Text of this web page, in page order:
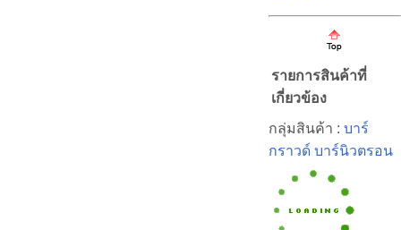
รายการสินค้าที่
เกี่ยวข้อง
กลุ่มสินค้า : บาร์
กราวด์ บาร์นิวตรอน